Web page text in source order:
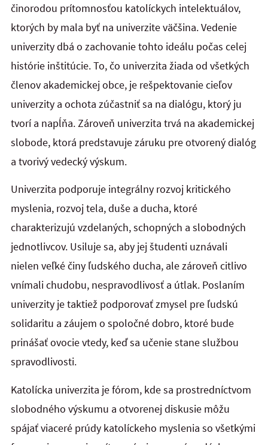
činorodou prítomnosťou katolíckych intelektuálov,
ktorých by mala byť na univerzite väčšina. Vedenie
univerzity dbá o zachovanie tohto ideálu počas celej
histórie inštitúcie. To, čo univerzita žiada od všetkých
členov akademickej obce, je rešpektovanie cieľov
univerzity a ochota zúčastniť sa na dialógu, ktorý ju
tvorí a napĺňa. Zároveň univerzita trvá na akademickej
slobode, ktorá predstavuje záruku pre otvorený dialóg
a tvorivý vedecký výskum.
Univerzita podporuje integrálny rozvoj kritického
myslenia, rozvoj tela, duše a ducha, ktoré
charakterizujú vzdelaných, schopných a slobodných
jednotlivcov. Usiluje sa, aby jej študenti uznávali
nielen veľké činy ľudského ducha, ale zároveň citlivo
vnímali chudobu, nespravodlivosť a útlak. Poslaním
univerzity je taktiež podporovať zmysel pre ľudskú
solidaritu a záujem o spoločné dobro, ktoré bude
prinášať ovocie vtedy, keď sa učenie stane službou
spravodlivosti.
Katolícka univerzita je fórom, kde sa prostredníctvom
slobodného výskumu a otvorenej diskusie môžu
spájať viaceré prúdy katolíckeho myslenia so všetkými